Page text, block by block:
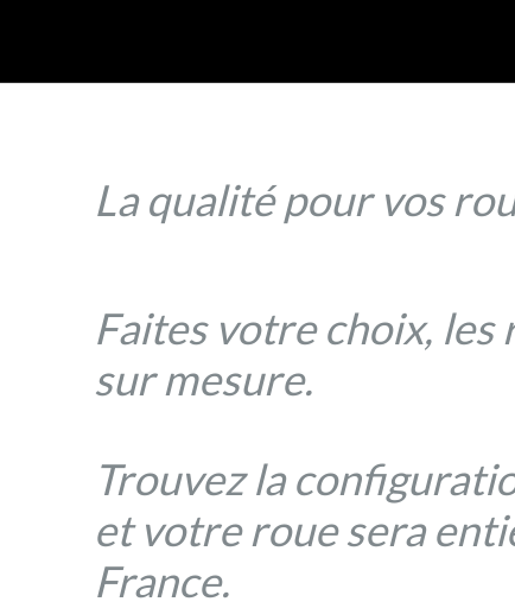
La qualité pour vos
Faites votre choix,
sur mesure.
Trouvez la
et votre roue sera
France.